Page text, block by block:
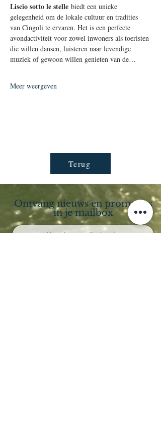
Liscio sotto le stelle biedt een unieke
gelegenheid om de lokale cultuur en tradities
van Cingoli te ervaren. Het is een perfecte
avondactiviteit voor zowel inwoners als toeristen
die willen dansen, luisteren naar levendige
muziek of gewoon willen genieten van de…
Meer weergeven
Terug
Ontvang nieuws en promoties
in je mailbox